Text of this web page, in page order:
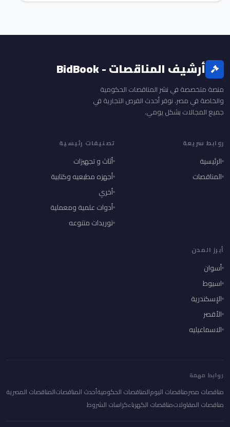
أرشيف المناقصات - BidBook
منصة متخصصة في نشر المناقصات الحكومية
والخاصة في مصر. نوفر أحدث الفرص التجارية في
جميع المجالات بشكل يومي.
روابط سريعة
الرئيسية
المناقصات
تصنيفات رئيسية
أثاث و تجهيزات
أجهزه مطبعيه وكتابية
أخري
أدوات علمية ومعملية
توريدات متنوعه
أبرز المدن
أسوان
اسيوط
الإسكندرية
الأقصر
الاسماعيليه
روابط مهمة
مناقصات مصرمناقصات اليومالمناقصات الحكوميةأحدث المناقصاتالمناقصات المصرية
مناقصات المقاولاتمناقصات الكهرباءكراسات الشروط